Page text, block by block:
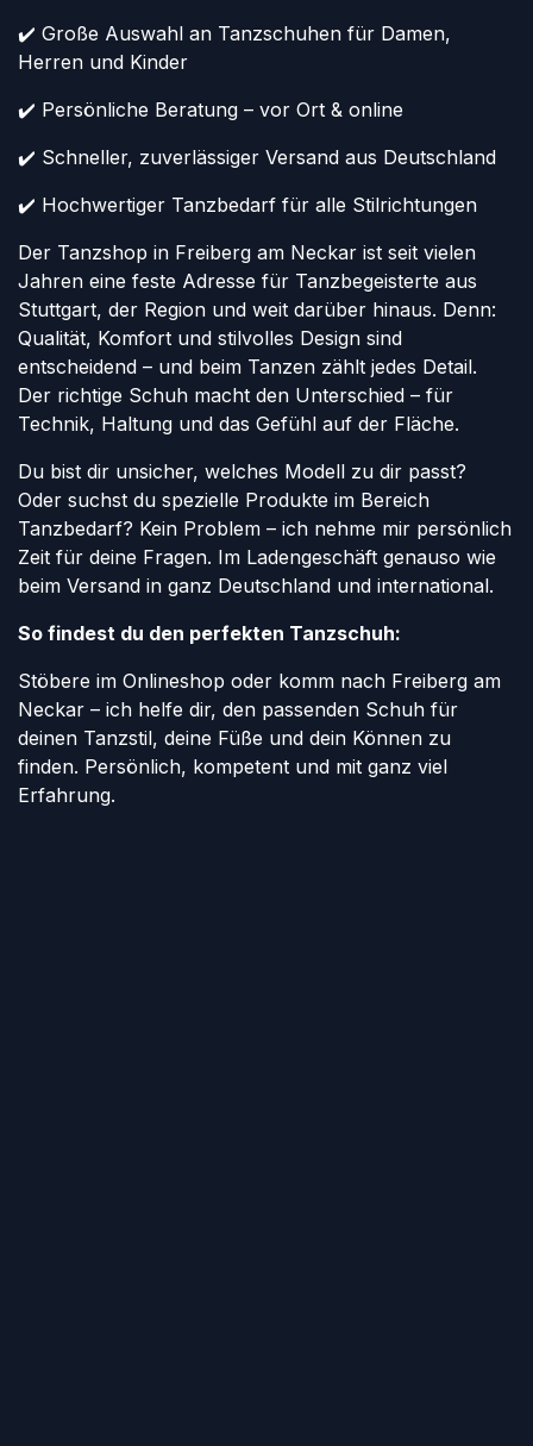
✔️ Große Auswahl an Tanzschuhen für Damen,
Herren und Kinder
✔️ Persönliche Beratung – vor Ort & online
✔️ Schneller, zuverlässiger Versand aus Deutschland
✔️ Hochwertiger Tanzbedarf für alle Stilrichtungen
Der Tanzshop in Freiberg am Neckar ist seit vielen
Jahren eine feste Adresse für Tanzbegeisterte aus
Stuttgart, der Region und weit darüber hinaus. Denn:
Qualität, Komfort und stilvolles Design sind
entscheidend – und beim Tanzen zählt jedes Detail.
Der richtige Schuh macht den Unterschied – für
Technik, Haltung und das Gefühl auf der Fläche.
Du bist dir unsicher, welches Modell zu dir passt?
Oder suchst du spezielle Produkte im Bereich
Tanzbedarf? Kein Problem – ich nehme mir persönlich
Zeit für deine Fragen. Im Ladengeschäft genauso wie
beim Versand in ganz Deutschland und international.
So findest du den perfekten Tanzschuh:
Stöbere im Onlineshop oder komm nach Freiberg am
Neckar – ich helfe dir, den passenden Schuh für
deinen Tanzstil, deine Füße und dein Können zu
finden. Persönlich, kompetent und mit ganz viel
Erfahrung.